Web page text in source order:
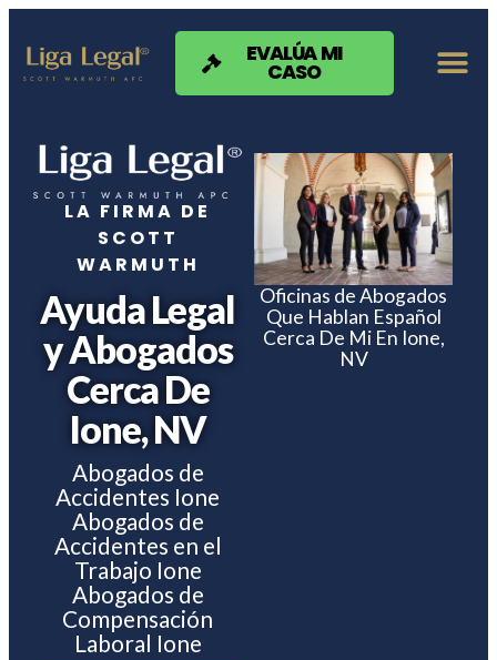
Nota:
sitio
web
accesibilidad.
EVALÚA MI
CASO
LA FIRMA DE
SCOTT
WARMUTH
Ayuda Legal
y Abogados
Cerca De
Ione, NV
Abogados de
Accidentes Ione
Abogados de
Accidentes en el
Trabajo Ione
Abogados de
Compensación
Laboral Ione
Oficinas de Abogados
Que Hablan Español
Cerca De Mi En Ione,
NV